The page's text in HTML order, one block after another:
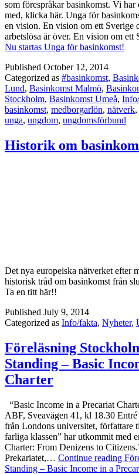
som förespråkar basinkomst. Vi
med, klicka här. Unga för
en vision. En vision om ett Sverige
arbetslösa är över. En vision om
Nu startas Unga för basinkomst!
Published October 12, 2014
Categorized as #basinkomst,
Lund, Basinkomst Malmö,
Stockholm, Basinkomst Umeå,
basinkomst, medborgarlön, nätverk,
unga, ungdom, ungdomsförbund
Historik om
Det nya europeiska nätverket efter
historisk tråd om basinkomst
Ta en titt här!!
Published July 9, 2014
Categorized as Info/fakta, Nyheter,
Föreläsning
Standing – Basic
Charter
“Basic Income in a Precariat
ABF, Sveavägen 41, kl 18.30
från Londons universitet, författare
farliga klassen” har utkommit med
Charter: From Denizens to
Prekariatet,… Continue reading
Standing – Basic Income in a